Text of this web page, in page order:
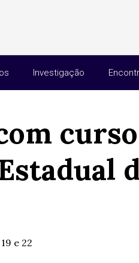
Investigação
e 22